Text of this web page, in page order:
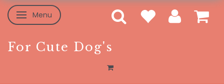
Toggle navigation
Menu
For Cute Dog's